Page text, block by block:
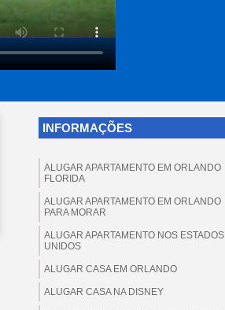
INFORMAÇÕES
ALUGAR APARTAMENTO EM ORLANDO
FLORIDA
ALUGAR APARTAMENTO EM ORLANDO
PARA MORAR
ALUGAR APARTAMENTO NOS ESTADOS
UNIDOS
ALUGAR CASA EM ORLANDO
ALUGAR CASA NA DISNEY